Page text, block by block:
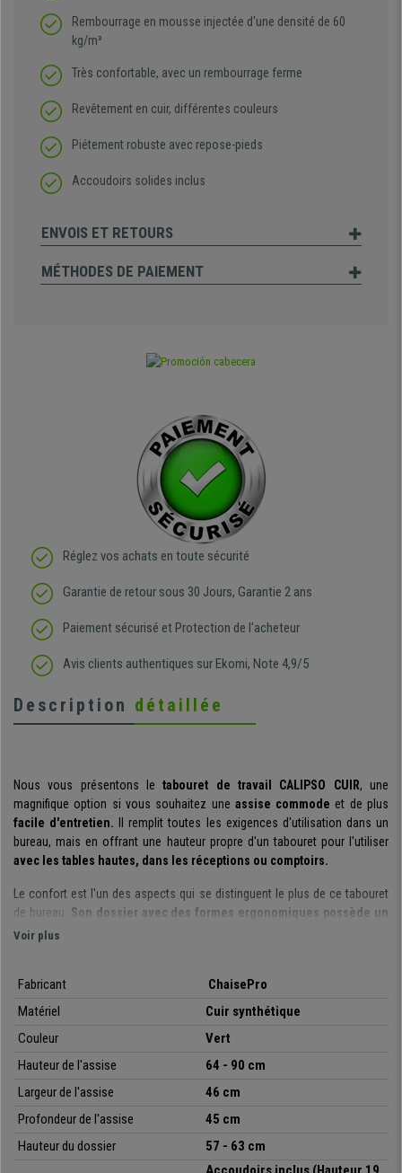
Rembourrage en mousse injectée d'une densité de 60
kg/m³
Très confortable, avec un rembourrage ferme
Revêtement en cuir, différentes couleurs
Piétement robuste avec repose-pieds
Accoudoirs solides inclus
ENVOIS ET RETOURS
MÉTHODES DE PAIEMENT
Réglez vos achats en toute sécurité
Garantie de retour sous 30 Jours, Garantie 2 ans
Paiement sécurisé et Protection de l'acheteur
Avis clients authentiques sur Ekomi, Note 4,9/5
Description détaillée
Nous vous présentons letabouret de travail CALIPSO CUIR, une
magnifique option si vous souhaitez une assise commode et de plus
facile d'entretien.
Il remplit toutes les exigences d'utilisation dans un
bureau, mais en offrant une hauteur propre d'un tabouret pour l'utiliser
avec les tables hautes, dans les réceptions ou comptoirs.
Le confort est l'un des aspects qui se distinguent le plus de ce tabouret
de bureau. Son dossier avec desformes ergonomiques possède un
rembourrage épais
facilement une posture corporelle optimale.Son assise ample possède
également un rembourrage ferme et commode.
Sonmécanisme d'inclinaison permanent
de confort. Il s'agit d'un système qui permet de mettre en arrière le
fonctionnalité permet de soulager la tension de la colonne vertébrale et
offre ainsi une meilleure liberté de mouvements. N'oublions pas
d'appui.
Voir plus
Fabricant
ChaisePro
Matériel
Cuir synthétique
Couleur
Vert
Hauteur de l'assise
64 - 90 cm
Largeur de l'assise
46 cm
Profondeur de l'assise
45 cm
Hauteur du dossier
57 - 63 cm